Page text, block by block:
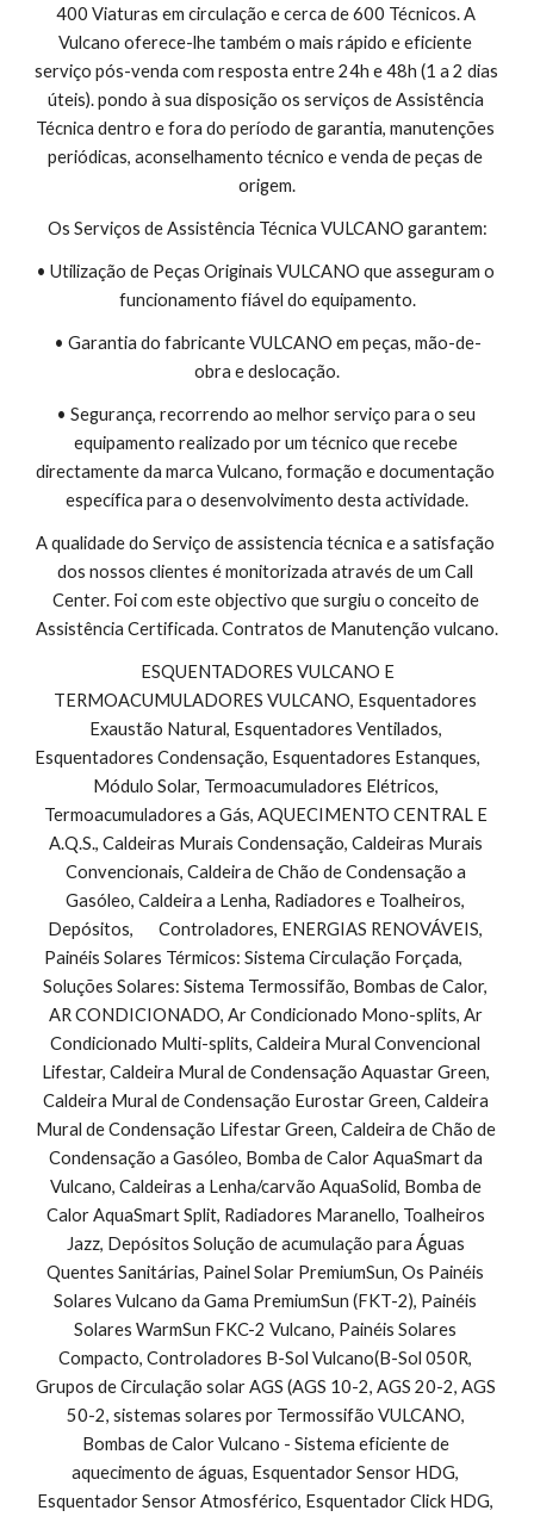
400 Viaturas em circulação e cerca de 600 Técnicos. A
Vulcano oferece-lhe também o mais rápido e eficiente
serviço pós-venda com resposta entre 24h e 48h (1 a 2 dias
úteis). pondo à sua disposição os serviços de Assistência
Técnica dentro e fora do período de garantia, manutenções
periódicas, aconselhamento técnico e venda de peças de
origem.
Os Serviços de Assistência Técnica VULCANO garantem:
• Utilização de Peças Originais VULCANO que asseguram o
funcionamento fiável do equipamento.
• Garantia do fabricante VULCANO em peças, mão-de-
obra e deslocação.
• Segurança, recorrendo ao melhor serviço para o seu
equipamento realizado por um técnico que recebe
directamente da marca Vulcano, formação e documentação
específica para o desenvolvimento desta actividade.
A qualidade do Serviço de assistencia técnica e a satisfação
dos nossos clientes é monitorizada através de um Call
Center. Foi com este objectivo que surgiu o conceito de
Assistência Certificada. Contratos de Manutenção vulcano.
TERMOACUMULADORES VULCANO, Esquentadores
Exaustão Natural, Esquentadores Ventilados,
Esquentadores Condensação, Esquentadores Estanques,
Módulo Solar, Termoacumuladores Elétricos,
Termoacumuladores a Gás, AQUECIMENTO CENTRAL E
A.Q.S., Caldeiras Murais Condensação, Caldeiras Murais
Convencionais, Caldeira de Chão de Condensação a
Gasóleo, Caldeira a Lenha, Radiadores e Toalheiros,
Depósitos,       Controladores, ENERGIAS RENOVÁVEIS,
Painéis Solares Térmicos: Sistema Circulação Forçada,
Soluções Solares: Sistema Termossifão, Bombas de Calor,
AR CONDICIONADO, Ar Condicionado Mono-splits, Ar
Condicionado Multi-splits, Caldeira Mural Convencional
Lifestar, Caldeira Mural de Condensação Aquastar Green,
Caldeira Mural de Condensação Eurostar Green, Caldeira
Mural de Condensação Lifestar Green, Caldeira de Chão de
Condensação a Gasóleo, Bomba de Calor AquaSmart da
Vulcano, Caldeiras a Lenha/carvão AquaSolid, Bomba de
Calor AquaSmart Split, Radiadores Maranello, Toalheiros
Jazz, Depósitos Solução de acumulação para Águas
Quentes Sanitárias, Painel Solar PremiumSun, Os Painéis
Solares Vulcano da Gama PremiumSun (FKT-2), Painéis
Solares WarmSun FKC-2 Vulcano, Painéis Solares
Compacto, Controladores B-Sol Vulcano(B-Sol 050R,
Grupos de Circulação solar AGS (AGS 10-2, AGS 20-2, AGS
50-2, sistemas solares por Termossifão VULCANO,
Bombas de Calor Vulcano - Sistema eficiente de
aquecimento de águas, Esquentador Sensor HDG,
Esquentador Sensor Atmosférico, Esquentador Click HDG,